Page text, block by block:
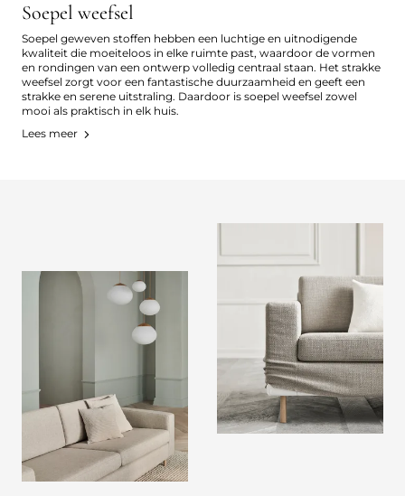
Soepel weefsel
Soepel geweven stoffen hebben een luchtige en uitnodigende
kwaliteit die moeiteloos in elke ruimte past, waardoor de vormen
en rondingen van een ontwerp volledig centraal staan. Het strakke
weefsel zorgt voor een fantastische duurzaamheid en geeft een
strakke en serene uitstraling. Daardoor is soepel weefsel zowel
mooi als praktisch in elk huis.
Lees meer